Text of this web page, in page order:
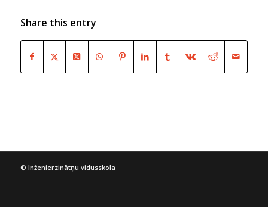
Share this entry
© Inženierzinātņu vidusskola